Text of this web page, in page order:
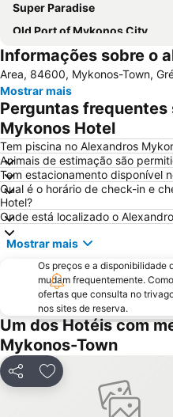
Super Paradise
Old Port of Mykonos City
Kalo Livadi
Psarou Beach
Syros Port
Elia
Mylos
Marco Polo
Chalandriani
Informações sobre o
Area, 84600, Mykonos-Town,
Mostrar mais
Perguntas frequentes
Mykonos Hotel
Tem piscina no Alexandros
Animais de estimação são
Tem estacionamento disponível
Qual é o horário de check-in e
Hotel?
Onde está localizado o
Mostrar mais
Os preços e a disponibilidade
mudam frequentemente.
ofertas que consulta no
nos sites de reserva.
Um dos Hotéis com
Mykonos-Town
PartilharAdicionar aos